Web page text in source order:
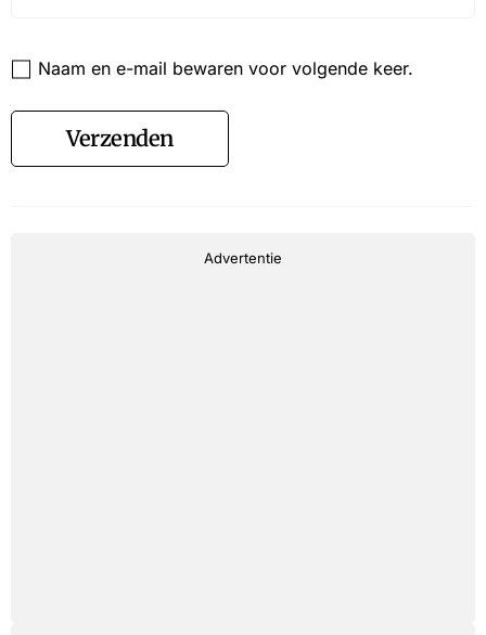
Naam en e-mail bewaren voor volgende keer.
Verzenden
Advertentie